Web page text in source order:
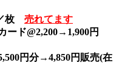
枚
売れてます
ド@2,200→1,900円
円分→4,850円販売(在